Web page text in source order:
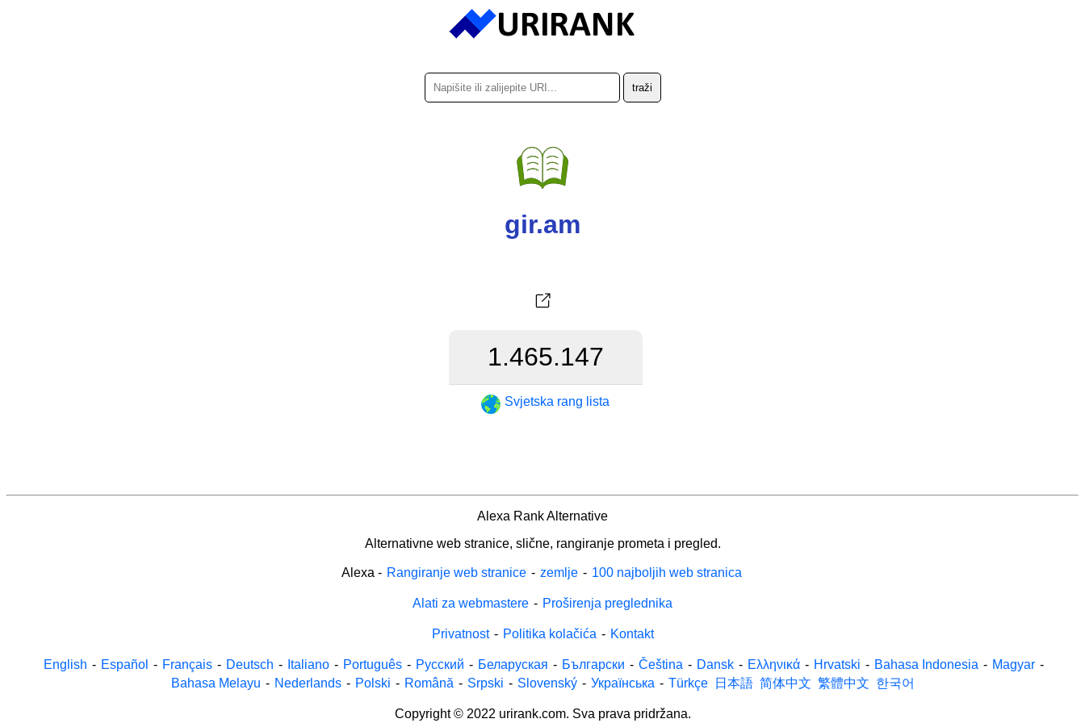
gir.am
1.465.147
Svjetska rang lista
Alexa Rank Alternative
Alternativne web stranice, slične, rangiranje prometa i pregled.
Alexa - Rangiranje web stranice - zemlje - 100 najboljih web stranica
Alati za webmastere - Proširenja preglednika
Privatnost - Politika kolačića - Kontakt
English - Español - Français - Deutsch - Italiano - Português - Русский - Беларуская - Български - Čeština - Dansk - Ελληνικά - Hrvatski - Bahasa Indonesia - Magyar -
Bahasa Melayu - Nederlands - Polski - Română - Srpski - Slovenský - Українська - Türkçe 日本語 简体中文 繁體中文 한국어
Copyright © 2022 urirank.com. Sva prava pridržana.